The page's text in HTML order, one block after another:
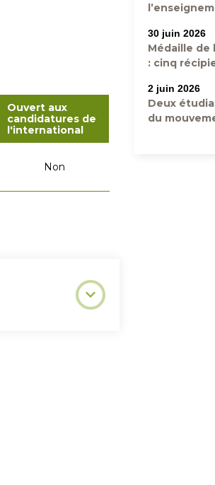
Ouvert aux
candidatures de
l'international
Non
Médaille
: cinq
30 juin 2026
Deux
du
2 juin 2026